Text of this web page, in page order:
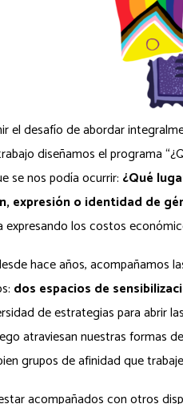
el desafío de abordar
diseñamos el programa
se nos podía ocurrir: ¿Qué
expresión o identidad de
los costos
hace años, acompañamos
dos espacios de
de estrategias para abrir
atraviesan nuestras formas
grupos de afinidad que
acompañados con otros